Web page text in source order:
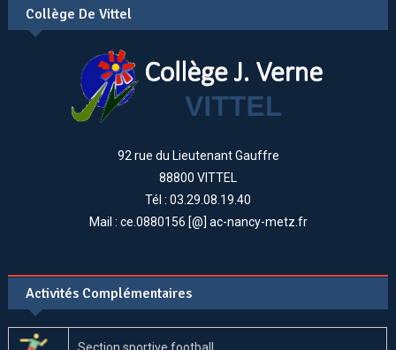
Collège De Vittel
92 rue du Lieutenant Gauffre
88800 VITTEL
Tél : 03.29.08.19.40
Mail : ce.0880156 [@] ac-nancy-metz.fr
Activités Complémentaires
Section sportive football